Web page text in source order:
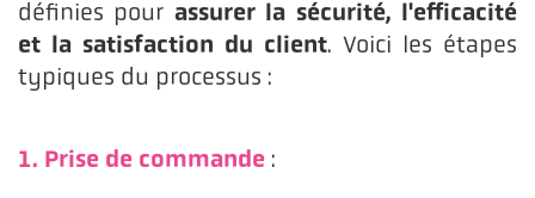
définies pour assurer la sécurité, l'efficacité
et la satisfaction du client. Voici les étapes
typiques du processus :
1. Prise de commande :